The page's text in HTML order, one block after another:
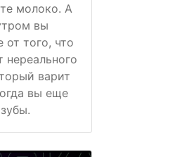
молоко. А
вы
от того, что
нереального
варит
вы еще